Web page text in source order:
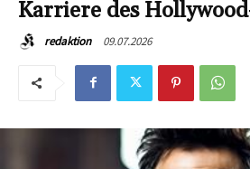
Karriere des
redaktion 09.07.2026